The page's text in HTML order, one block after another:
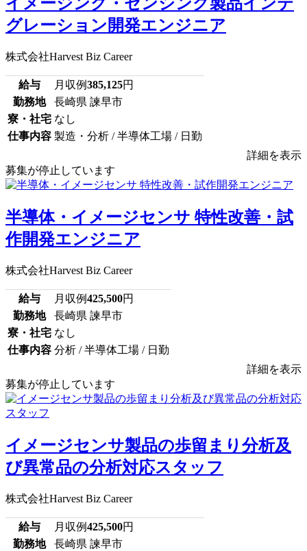
グレーション開発エンジニア
株式会社Harvest Biz Career
給与 月収例385,125円
勤務地
長崎県 諫早市
寮・社宅 なし
仕事内容 製造・分析 / 半導体工場 / 日勤
詳細を表示
募集が停止しています
半導体・イメージセンサ 特性改善・試
作開発エンジニア
株式会社Harvest Biz Career
給与 月収例425,500円
勤務地
長崎県 諫早市
寮・社宅 なし
仕事内容 分析 / 半導体工場 / 日勤
詳細を表示
募集が停止しています
イメージセンサ製品の歩留まり分析及
び異常品の分析対応スタッフ
株式会社Harvest Biz Career
給与 月収例425,500円
勤務地
長崎県 諫早市